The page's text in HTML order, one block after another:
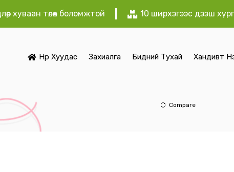
хуваан төлөх боломжтой 10 ширхэгээс дээш
Нүүр Хуудас Захиалга Бидний Тухай Хандивт
Compare